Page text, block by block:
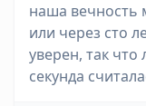
наша вечность
или через сто
уверен, так
секунда